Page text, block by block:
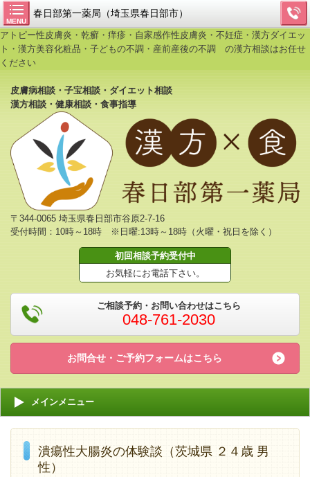
MENU
春日部第一薬局（埼玉県春日部市）
アトピー性皮膚炎・乾癬・痒疹・自家感作性皮膚炎・不妊症・漢方ダイエッ
ト・漢方美容化粧品・子どもの不調・産前産後の不調 の漢方相談はお任せ
ください
皮膚病相談・子宝相談・ダイエット相談
漢方相談・健康相談・食事指導
〒344-0065 埼玉県春日部市谷原2-7-16
受付時間：10時～18時 ※日曜:13時～18時（火曜・祝日を除く）
初回相談予約受付中
お気軽にお電話下さい。
ご相談予約・お問い合わせはこちら
048-761-2030
お問合せ・ご予約フォームはこちら
メインメニュー
潰瘍性大腸炎の体験談（茨城県 ２４歳 男
性）